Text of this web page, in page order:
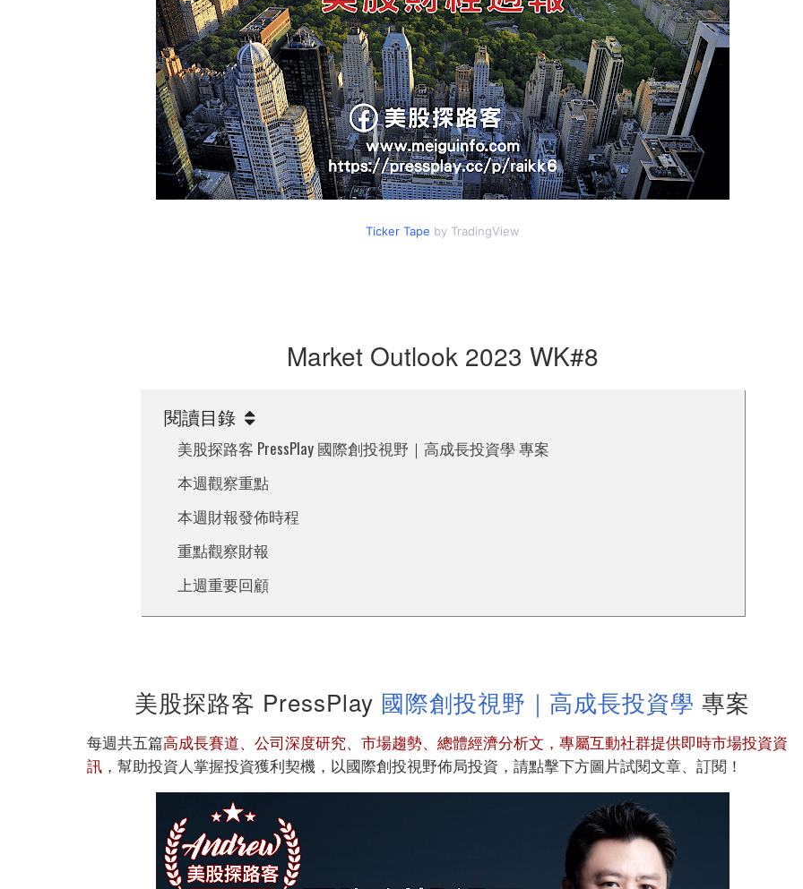
Ticker Tape by TradingView
Market Outlook 2023 WK#8
閱讀目錄
美股探路客 PressPlay 國際創投視野｜高成長投資學 專案
本週觀察重點
本週財報發佈時程
重點觀察財報
上週重要回顧
美股探路客 PressPlay 國際創投視野｜高成長投資學 專案
每週共五篇高成長賽道、公司深度研究、 市場趨勢、總體經濟分析文， 專屬互動社群提供即時市場投資資
訊 ，幫助投資人掌握投資獲利契機，以國際創投視野佈局投資，請點擊下方圖片試閱文章、訂閱！